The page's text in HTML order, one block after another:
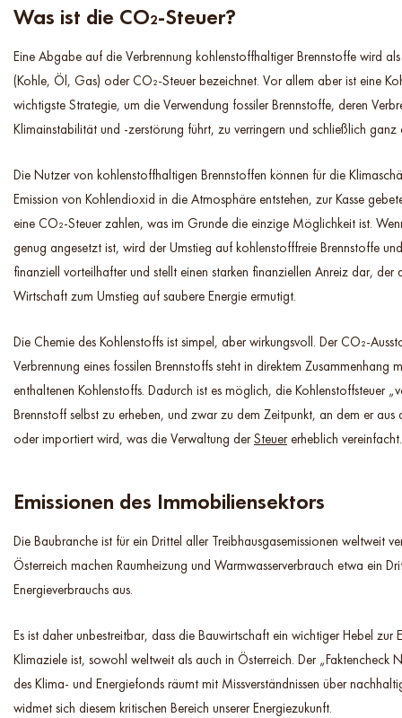
Was ist die CO₂-Steuer?
Eine Abgabe auf die Verbrennung kohlenstoffhaltiger Brennstoffe wird
(Kohle, Öl, Gas) oder CO₂-Steuer bezeichnet. Vor allem aber ist eine
wichtigste Strategie, um die Verwendung fossiler Brennstoffe, deren
Klimainstabilität und -zerstörung führt, zu verringern und schließlich ganz
Die Nutzer von kohlenstoffhaltigen Brennstoffen können für die
Emission von Kohlendioxid in die Atmosphäre entstehen, zur Kasse
eine CO₂-Steuer zahlen, was im Grunde die einzige Möglichkeit ist.
genug angesetzt ist, wird der Umstieg auf kohlenstofffreie Brennstoffe
finanziell vorteilhafter und stellt einen starken finanziellen Anreiz dar, der
Wirtschaft zum Umstieg auf saubere Energie ermutigt.
Die Chemie des Kohlenstoffs ist simpel, aber wirkungsvoll. Der CO₂-
Verbrennung eines fossilen Brennstoffs steht in direktem Zusammenhang
enthaltenen Kohlenstoffs. Dadurch ist es möglich, die Kohlenstoffsteuer
Brennstoff selbst zu erheben, und zwar zu dem Zeitpunkt, an dem er
oder importiert wird, was die Verwaltung derSteuererheblich vereinfacht.
Emissionen des Immobiliensektors
Die Baubranche ist für ein Drittel aller Treibhausgasemissionen weltweit
Österreich machen Raumheizung und Warmwasserverbrauch etwa ein
Energieverbrauchs aus.
Es ist daher unbestreitbar, dass die Bauwirtschaft ein wichtiger Hebel zur
Klimaziele ist, sowohl weltweit als auch in Österreich. Der „Faktencheck
des Klima- und Energiefonds räumt mit Missverständnissen über
widmet sich diesem kritischen Bereich unserer Energiezukunft.